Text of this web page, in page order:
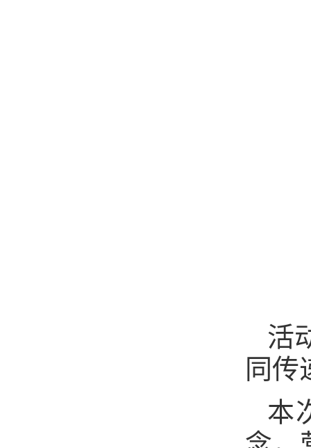
活
同传
本